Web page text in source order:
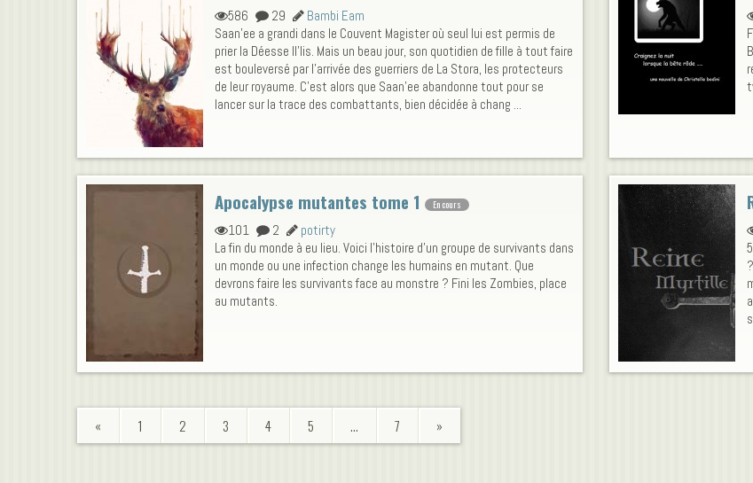
586 29
Bambi Eam
Saan'ee a grandi dans le Couvent Magister où seul lui est permis de
prier la Déesse Il'lis. Mais un beau jour, son quotidien de fille à tout faire
est bouleversé par l'arrivée des guerriers de La Stora, les protecteurs
de leur royaume. C'est alors que Saan'ee abandonne tout pour se
lancer sur la trace des combattants, bien décidée à chang ...
Apocalypse mutantes tome 1 En cours
101 2
potirty
La fin du monde à eu lieu. Voici l'histoire d'un groupe de survivants dans
un monde ou une infection change les humains en mutant. Que
devrons faire les survivants face au monstre ? Fini les Zombies, place
au mutants.
« 1 2 3 4 5 … 7 »